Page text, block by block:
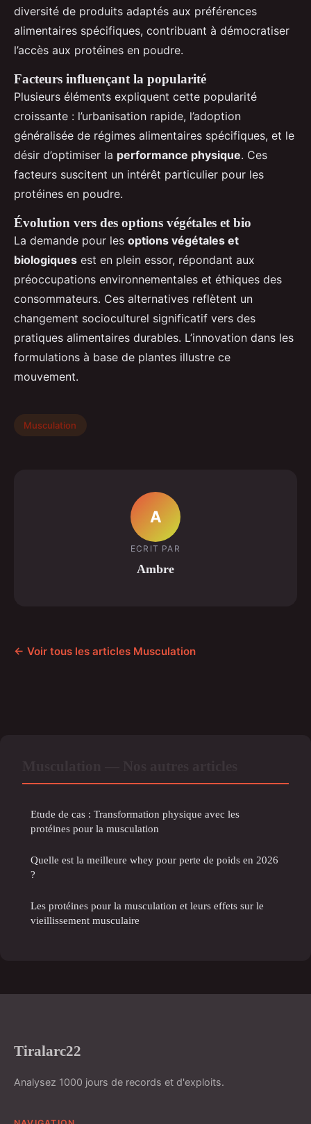
diversité de produits adaptés aux préférences
alimentaires spécifiques, contribuant à démocratiser
l’accès aux protéines en poudre.
Facteurs influençant la popularité
Plusieurs éléments expliquent cette popularité
croissante : l’urbanisation rapide, l’adoption
généralisée de régimes alimentaires spécifiques, et le
désir d’optimiser la performance physique. Ces
facteurs suscitent un intérêt particulier pour les
protéines en poudre.
Évolution vers des options végétales et bio
La demande pour les options végétales et
biologiques est en plein essor, répondant aux
préoccupations environnementales et éthiques des
consommateurs. Ces alternatives reflètent un
changement socioculturel significatif vers des
pratiques alimentaires durables. L’innovation dans les
formulations à base de plantes illustre ce
mouvement.
Musculation
A
ECRIT PAR
Ambre
← Voir tous les articles Musculation
Etude de cas : Transformation physique avec les
protéines pour la musculation
Quelle est la meilleure whey pour perte de poids en 2026
?
Les protéines pour la musculation et leurs effets sur le
vieillissement musculaire
Tiralarc22
Analysez 1000 jours de records et d'exploits.